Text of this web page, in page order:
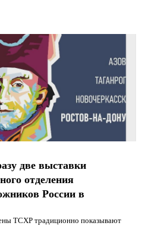
две выставки
отделения
России в
ТСХР традиционно показывают